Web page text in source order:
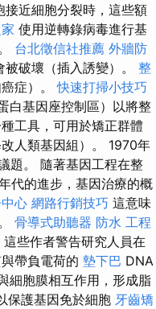
近細胞分裂時，這些額
使用逆轉錄病毒進行基
台北徵信社推薦 外牆防
破壞（插入誘變）。 整
癌症）。快速打掃小技巧
白基因座控制區）以將整
工具，可用於矯正群體
人類基因組）。 1970年
題。 隨著基因工程在整
代的進步，基因治療的概
心 網路行銷技巧 這意味
骨導式助聽器 防水 工程
這些作者警告研究人員在
帶負電荷的 墊下巴 DNA
細胞膜相互作用，形成脂
保護基因免於細胞 牙齒矯